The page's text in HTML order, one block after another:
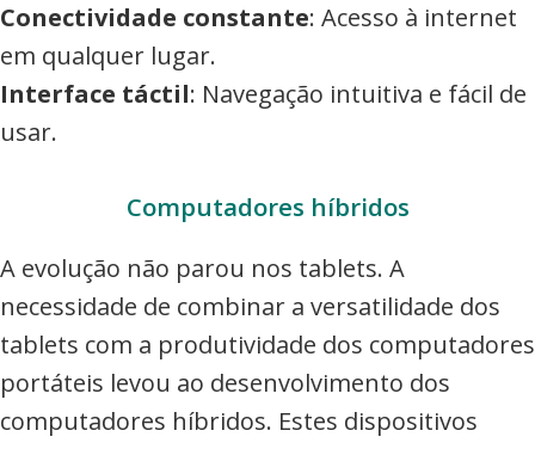
Conectividade constante: Acesso à internet
em qualquer lugar.
Interface táctil: Navegação intuitiva e fácil de
usar.
Computadores híbridos
A evolução não parou nos tablets. A
necessidade de combinar a versatilidade dos
tablets com a produtividade dos computadores
portáteis levou ao desenvolvimento dos
computadores híbridos. Estes dispositivos